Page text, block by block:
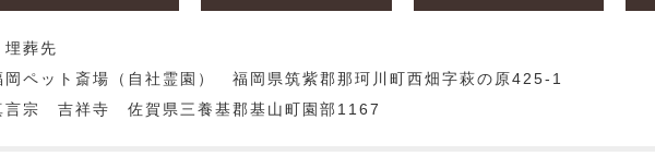
葬先
岡ペット斎場（自社霊園） 福岡県筑紫郡那珂川町西畑字萩の原425-1
言宗 吉祥寺 佐賀県三養基郡基山町園部1167